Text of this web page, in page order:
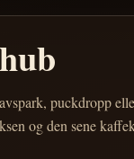
puckdropp
og den sene